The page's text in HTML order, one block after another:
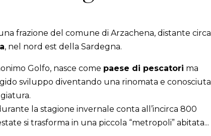
frazione del comune di Arzachena, distante circa
, nel nord est della Sardegna.
Golfo, nasce come paese di pescatori ma
sviluppo diventando una rinomata e conosciuta
la stagione invernale conta all’incirca 800
si trasforma in una piccola “metropoli” abitata...